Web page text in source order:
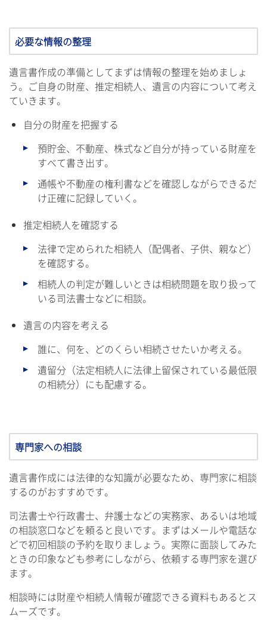
必要な情報の整理
遺言書作成の準備としてまずは情報の整理を始めましょ
う。ご自身の財産、推定相続人、遺言の内容について考え
ていきます。
自分の財産を把握する
預貯金、不動産、株式など自分が持っている財産を
すべて書き出す。
通帳や不動産の権利書などを確認しながらできるだ
け正確に記録していく。
推定相続人を確認する
法律で定められた相続人（配偶者、子供、親など）
を確認する。
相続人の判定が難しいときは相続問題を取り扱って
いる司法書士などに相談。
遺言の内容を考える
誰に、何を、どのくらい相続させたいか考える。
遺留分（法定相続人に法律上留保されている最低限
の相続分）にも配慮する。
専門家への相談
遺言書作成には法律的な知識が必要なため、専門家に相談
するのがおすすめです。
司法書士や行政書士、弁護士などの実務家、あるいは地域
の相談窓口などを頼ると良いです。まずはメールや電話な
どで初回相談の予約を取りましょう。実際に面談してみた
ときの印象なども参考にしながら、依頼する専門家を選び
ます。
相談時には財産や相続人情報が確認できる資料もあるとス
ムーズです。